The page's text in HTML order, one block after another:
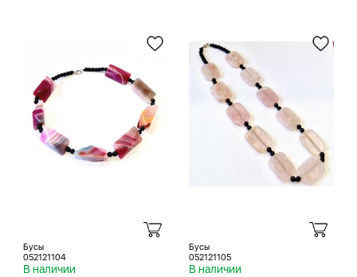
Бусы
052121104
В наличии
Бусы
052121105
В наличии